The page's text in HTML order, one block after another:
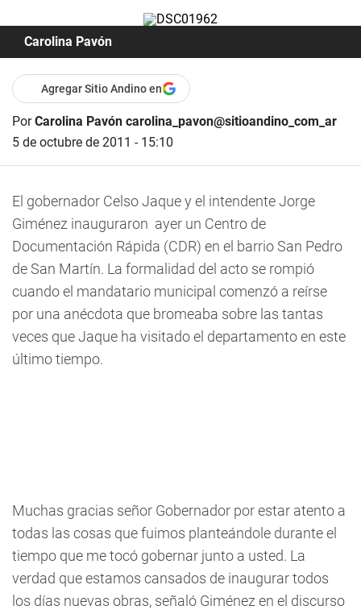
Carolina Pavón
Agregar Sitio Andino en
PorCarolina Pavón carolina_pavon@sitioandino_com_ar
5 de octubre de 2011 - 15:10
El gobernador Celso Jaque y el intendente Jorge
Giménez inauguraron ayer un Centro de
Documentación Rápida (CDR) en el barrio San Pedro
de San Martín. La formalidad del acto se rompió
cuando el mandatario municipal comenzó a reírse
por una anécdota que bromeaba sobre las tantas
veces que Jaque ha visitado el departamento en este
último tiempo.
Muchas gracias señor Gobernador por estar atento a
todas las cosas que fuimos planteándole durante el
tiempo que me tocó gobernar junto a usted. La
verdad que estamos cansados de inaugurar todos
los días nuevas obras, señaló Giménez en el discurso